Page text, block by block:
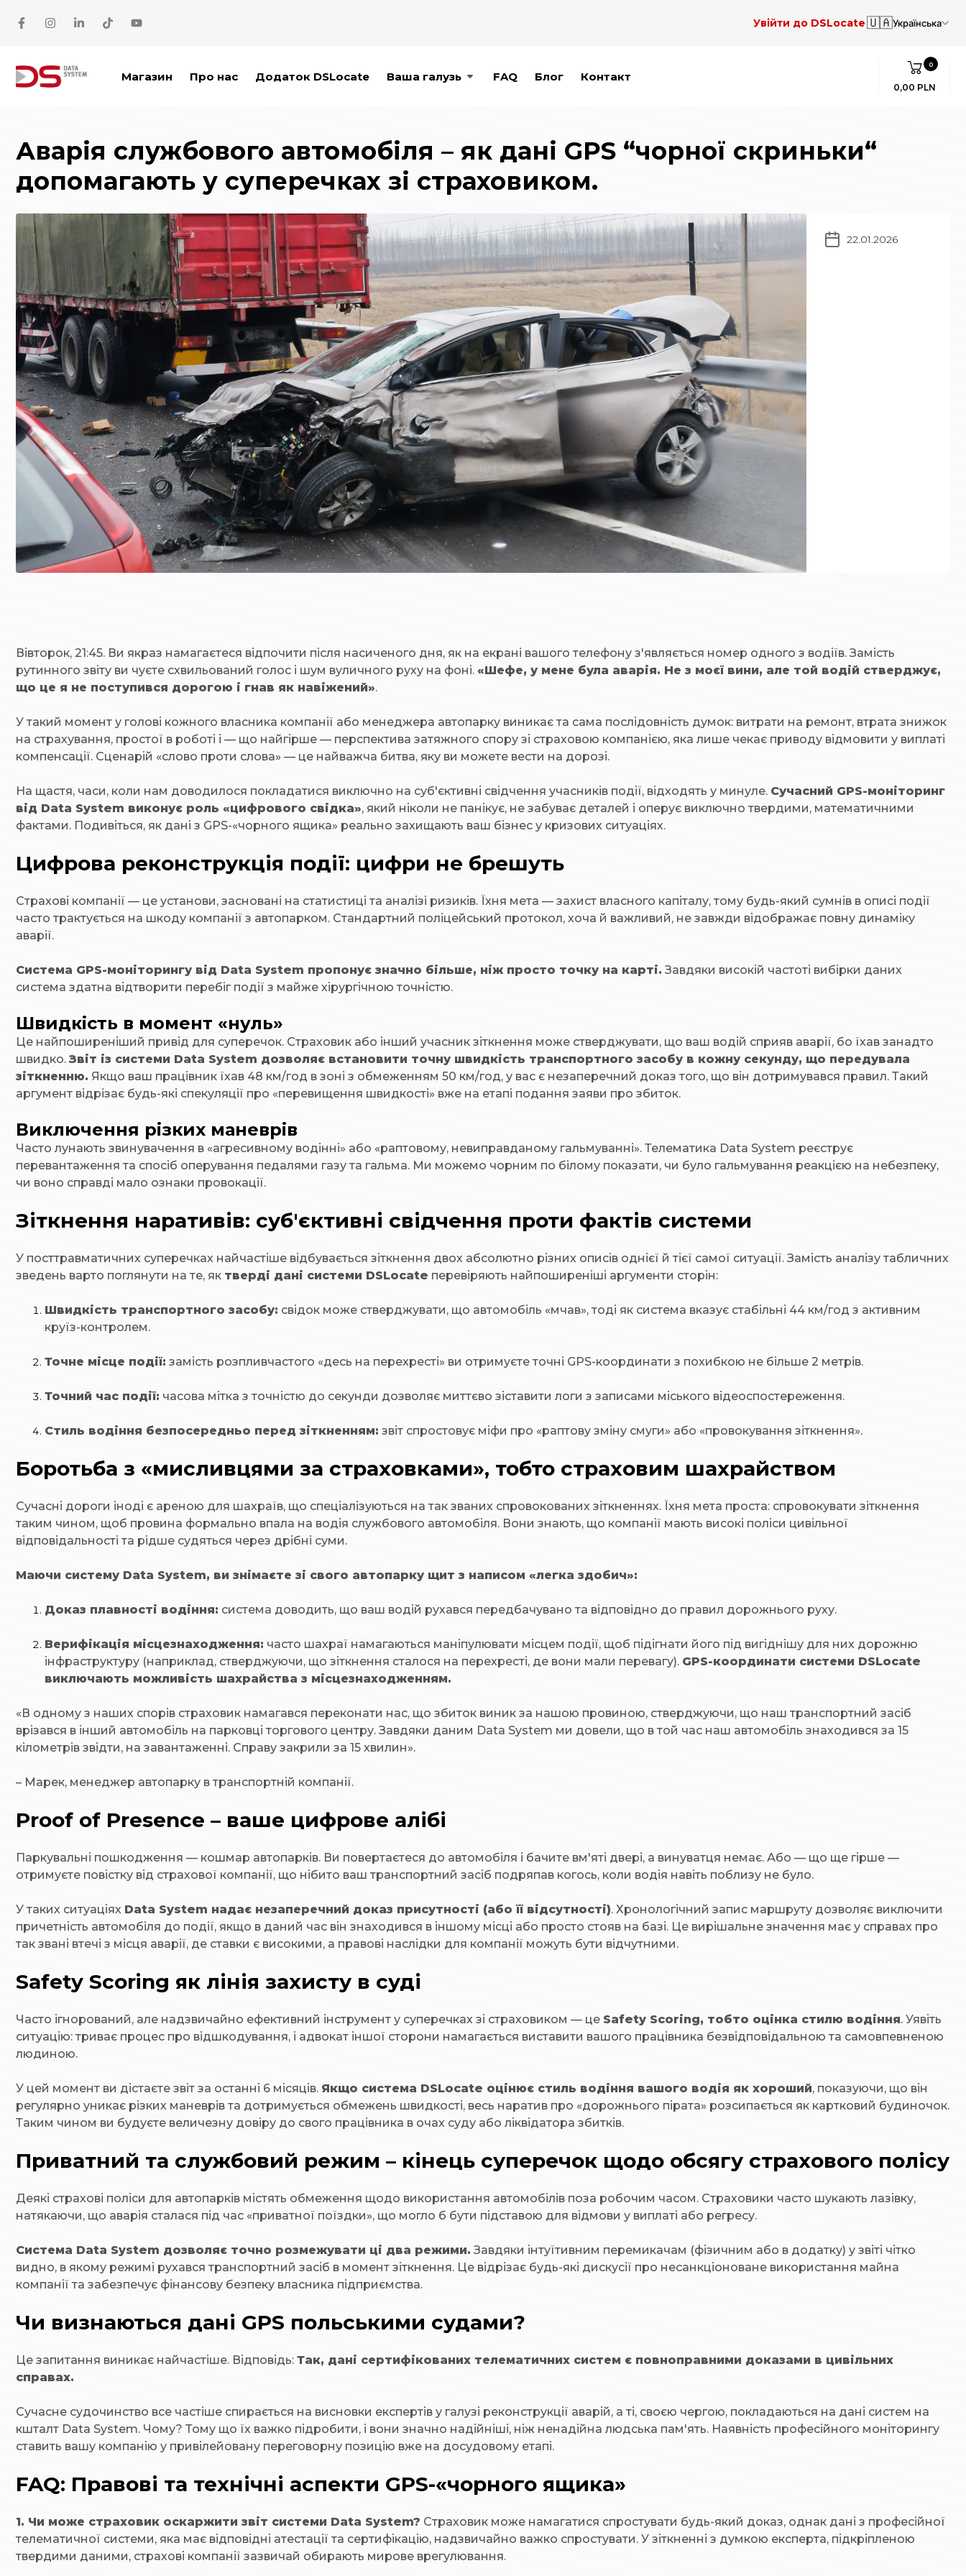
Увійти до DSLocate🇺🇦Українська
Магазин Про нас Додаток DSLocate Ваша галузь FAQ Блог Контакт
0
0,00 PLN
Аварія службового автомобіля – як дані GPS “чорної скриньки“
допомагають у суперечках зі страховиком.
22.01.2026
Вівторок, 21:45. Ви якраз намагаєтеся відпочити після насиченого дня, як на екрані вашого телефону з'являється номер одного з водіїв. Замість
рутинного звіту ви чуєте схвильований голос і шум вуличного руху на фоні. «Шефе, у мене була аварія. Не з моєї вини, але той водій стверджує,
що це я не поступився дорогою і гнав як навіжений».
У такий момент у голові кожного власника компанії або менеджера автопарку виникає та сама послідовність думок: витрати на ремонт, втрата знижок
на страхування, простої в роботі і — що найгірше — перспектива затяжного спору зі страховою компанією, яка лише чекає приводу відмовити у виплаті
компенсації. Сценарій «слово проти слова» — це найважча битва, яку ви можете вести на дорозі.
На щастя, часи, коли нам доводилося покладатися виключно на суб'єктивні свідчення учасників події, відходять у минуле. Сучасний GPS-моніторинг
від Data System виконує роль «цифрового свідка», який ніколи не панікує, не забуває деталей і оперує виключно твердими, математичними
фактами. Подивіться, як дані з GPS-«чорного ящика» реально захищають ваш бізнес у кризових ситуаціях.
Цифрова реконструкція події: цифри не брешуть
Страхові компанії — це установи, засновані на статистиці та аналізі ризиків. Їхня мета — захист власного капіталу, тому будь-який сумнів в описі події
часто трактується на шкоду компанії з автопарком. Стандартний поліцейський протокол, хоча й важливий, не завжди відображає повну динаміку
аварії.
Система GPS-моніторингу від Data System пропонує значно більше, ніж просто точку на карті. Завдяки високій частоті вибірки даних
система здатна відтворити перебіг події з майже хірургічною точністю.
Швидкість в момент «нуль»
Це найпоширеніший привід для суперечок. Страховик або інший учасник зіткнення може стверджувати, що ваш водій сприяв аварії, бо їхав занадто
швидко.Звіт із системи Data System дозволяє встановити точну швидкість транспортного засобу в кожну секунду, що передувала
зіткненню. Якщо ваш працівник їхав 48 км/год в зоні з обмеженням 50 км/год, у вас є незаперечний доказ того, що він дотримувався правил. Такий
аргумент відрізає будь-які спекуляції про «перевищення швидкості» вже на етапі подання заяви про збиток.
Виключення різких маневрів
Часто лунають звинувачення в «агресивному водінні» або «раптовому, невиправданому гальмуванні». Телематика Data System реєструє
перевантаження та спосіб оперування педалями газу та гальма. Ми можемо чорним по білому показати, чи було гальмування реакцією на небезпеку,
чи воно справді мало ознаки провокації.
Зіткнення наративів: суб'єктивні свідчення проти фактів системи
У посттравматичних суперечках найчастіше відбувається зіткнення двох абсолютно різних описів однієї й тієї самої ситуації. Замість аналізу табличних
зведень варто поглянути на те, як тверді дані системи DSLocate перевіряють найпоширеніші аргументи сторін:
Швидкість транспортного засобу: свідок може стверджувати, що автомобіль «мчав», тоді як система вказує стабільні 44 км/год з активним
круїз-контролем.
Точне місце події: замість розпливчастого «десь на перехресті» ви отримуєте точні GPS-координати з похибкою не більше 2 метрів.
Точний час події: часова мітка з точністю до секунди дозволяє миттєво зіставити логи з записами міського відеоспостереження.
Стиль водіння безпосередньо перед зіткненням: звіт спростовує міфи про «раптову зміну смуги» або «провокування зіткнення».
Боротьба з «мисливцями за страховками», тобто страховим шахрайством
Сучасні дороги іноді є ареною для шахраїв, що спеціалізуються на так званих спровокованих зіткненнях. Їхня мета проста: спровокувати зіткнення
таким чином, щоб провина формально впала на водія службового автомобіля. Вони знають, що компанії мають високі поліси цивільної
відповідальності та рідше судяться через дрібні суми.
Маючи систему Data System, ви знімаєте зі свого автопарку щит з написом «легка здобич»:
Доказ плавності водіння: система доводить, що ваш водій рухався передбачувано та відповідно до правил дорожнього руху.
Верифікація місцезнаходження: часто шахраї намагаються маніпулювати місцем події, щоб підігнати його під вигіднішу для них дорожню
інфраструктуру (наприклад, стверджуючи, що зіткнення сталося на перехресті, де вони мали перевагу). GPS-координати системи DSLocate
виключають можливість шахрайства з місцезнаходженням.
«В одному з наших спорів страховик намагався переконати нас, що збиток виник за нашою провиною, стверджуючи, що наш транспортний засіб
врізався в інший автомобіль на парковці торгового центру. Завдяки даним Data System ми довели, що в той час наш автомобіль знаходився за 15
кілометрів звідти, на завантаженні. Справу закрили за 15 хвилин».
– Марек, менеджер автопарку в транспортній компанії.
Proof of Presence – ваше цифрове алібі
Паркувальні пошкодження — кошмар автопарків. Ви повертаєтеся до автомобіля і бачите вм'яті двері, а винуватця немає. Або — що ще гірше —
отримуєте повістку від страхової компанії, що нібито ваш транспортний засіб подряпав когось, коли водія навіть поблизу не було.
У таких ситуаціях Data System надає незаперечний доказ присутності (або її відсутності). Хронологічний запис маршруту дозволяє виключити
причетність автомобіля до події, якщо в даний час він знаходився в іншому місці або просто стояв на базі. Це вирішальне значення має у справах про
так звані втечі з місця аварії, де ставки є високими, а правові наслідки для компанії можуть бути відчутними.
Safety Scoring як лінія захисту в суді
Часто ігнорований, але надзвичайно ефективний інструмент у суперечках зі страховиком — це Safety Scoring, тобто оцінка стилю водіння. Уявіть
ситуацію: триває процес про відшкодування, і адвокат іншої сторони намагається виставити вашого працівника безвідповідальною та самовпевненою
людиною.
У цей момент ви дістаєте звіт за останні 6 місяців. Якщо система DSLocate оцінює стиль водіння вашого водія як хороший, показуючи, що він
регулярно уникає різких маневрів та дотримується обмежень швидкості, весь наратив про «дорожнього пірата» розсипається як картковий будиночок.
Таким чином ви будуєте величезну довіру до свого працівника в очах суду або ліквідатора збитків.
Приватний та службовий режим – кінець суперечок щодо обсягу страхового полісу
Деякі страхові поліси для автопарків містять обмеження щодо використання автомобілів поза робочим часом. Страховики часто шукають лазівку,
натякаючи, що аварія сталася під час «приватної поїздки», що могло б бути підставою для відмови у виплаті або регресу.
Система Data System дозволяє точно розмежувати ці два режими. Завдяки інтуїтивним перемикачам (фізичним або в додатку) у звіті чітко
видно, в якому режимі рухався транспортний засіб в момент зіткнення. Це відрізає будь-які дискусії про несанкціоноване використання майна
компанії та забезпечує фінансову безпеку власника підприємства.
Чи визнаються дані GPS польськими судами?
Це запитання виникає найчастіше. Відповідь: Так, дані сертифікованих телематичних систем є повноправними доказами в цивільних
справах.
Сучасне судочинство все частіше спирається на висновки експертів у галузі реконструкції аварій, а ті, своєю чергою, покладаються на дані систем на
кшталт Data System. Чому? Тому що їх важко підробити, і вони значно надійніші, ніж ненадійна людська пам'ять. Наявність професійного моніторингу
ставить вашу компанію у привілейовану переговорну позицію вже на досудовому етапі.
FAQ: Правові та технічні аспекти GPS-«чорного ящика»
1. Чи може страховик оскаржити звіт системи Data System? Страховик може намагатися спростувати будь-який доказ, однак дані з професійної
телематичної системи, яка має відповідні атестації та сертифікацію, надзвичайно важко спростувати. У зіткненні з думкою експерта, підкріпленою
твердими даними, страхові компанії зазвичай обирають мирове врегулювання.